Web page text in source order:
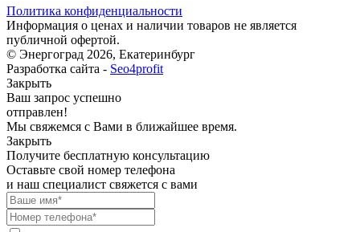
Политика конфиденциальности
Информация о ценах и наличии товаров не является
публичной офертой.
© Энергоград 2026, Екатеринбург
Разработка сайта - Seo4profit
Закрыть
Ваш запрос успешно
отправлен!
Мы свяжемся с Вами в ближайшее время.
Закрыть
Получите бесплатную консультацию
Оставьте свой номер телефона
и наш специалист свяжется с вами